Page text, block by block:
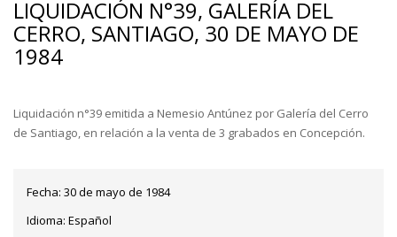
LIQUIDACIÓN N°39, GALERÍA DEL
CERRO, SANTIAGO, 30 DE MAYO DE
1984
Liquidación n°39 emitida a Nemesio Antúnez por Galería del Cerro
de Santiago, en relación a la venta de 3 grabados en Concepción.
Fecha: 30 de mayo de 1984
Idioma: Español